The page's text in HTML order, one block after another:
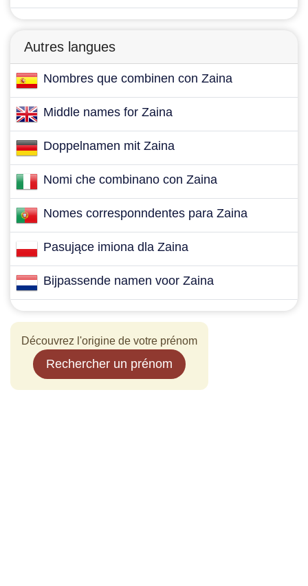
Autres langues
Nombres que combinen con Zaina
Middle names for Zaina
Doppelnamen mit Zaina
Nomi che combinano con Zaina
Nomes corresponndentes para Zaina
Pasujące imiona dla Zaina
Bijpassende namen voor Zaina
Découvrez l'origine de votre prénom
Rechercher un prénom